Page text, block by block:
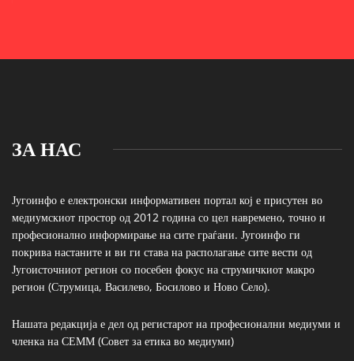
ЗА НАС
Југоинфо е електронски информативен портал кој е присутен во
медиумскиот простор од 2012 година со цел навремено, точно и
професионално информирање на сите граѓани. Југоинфо ги
покрива настаните и ви ги става на располагање сите вести од
Југоисточниот регион со посебен фокус на струмичкиот макро
регион (Струмица, Василево, Босилово и Ново Село).
Нашата редакција е дел од регистарот на професионални медиуми и
членка на СЕММ (Совет за етика во медиуми)